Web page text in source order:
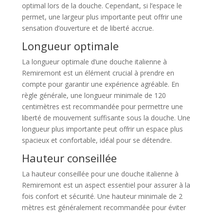
optimal lors de la douche. Cependant, si l’espace le
permet, une largeur plus importante peut offrir une
sensation d’ouverture et de liberté accrue.
Longueur optimale
La longueur optimale d’une douche italienne à
Remiremont est un élément crucial à prendre en
compte pour garantir une expérience agréable. En
règle générale, une longueur minimale de 120
centimètres est recommandée pour permettre une
liberté de mouvement suffisante sous la douche. Une
longueur plus importante peut offrir un espace plus
spacieux et confortable, idéal pour se détendre.
Hauteur conseillée
La hauteur conseillée pour une douche italienne à
Remiremont est un aspect essentiel pour assurer à la
fois confort et sécurité. Une hauteur minimale de 2
mètres est généralement recommandée pour éviter